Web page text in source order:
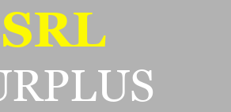
SRL